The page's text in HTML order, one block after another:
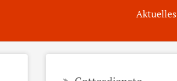
Aktuelles